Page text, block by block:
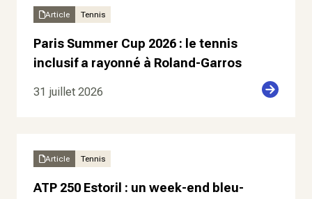
Article Tennis
Paris Summer Cup 2026 : le tennis
inclusif a rayonné à Roland-Garros
31 juillet 2026
Article Tennis
ATP 250 Estoril : un week-end bleu-